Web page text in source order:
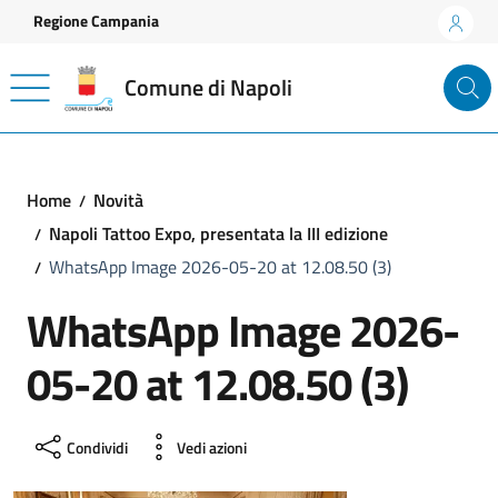
Vai ai contenuti
Vai al footer
Regione Campania
Comune di Napoli
Home
Novità
Napoli Tattoo Expo, presentata la III edizione
WhatsApp Image 2026-05-20 at 12.08.50 (3)
WhatsApp Image 2026-
05-20 at 12.08.50 (3)
Condividi Vedi azioni